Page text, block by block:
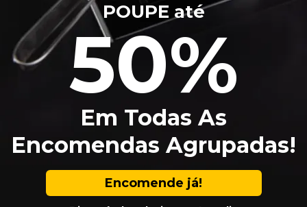
POUPE até
50%
Em Todas As
Encomendas Agrupadas!
Encomende já!